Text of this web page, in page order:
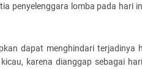
penyelenggara lomba pada hari
dapat menghindari
karena dianggap sebagai